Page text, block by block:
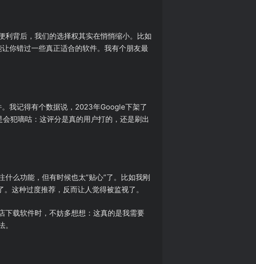
利背后，我们的选择权其实在悄悄缩小。比如
你错过一些真正适合的软件。我有个朋友最
我记得有个数据说，2023年Google下架了
犯嘀咕：这评分是真的用户打的，还是刷出
么功能，但有时候也太”贴心”了。比如我刚
这种过度推荐，反而让人觉得被监视了。
下载软件时，不妨多想想：这真的是我需要